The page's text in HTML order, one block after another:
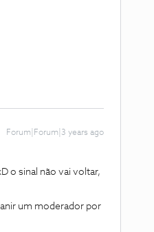
Forum|Forum|3 years ago
o sinal não vai voltar,
um moderador por